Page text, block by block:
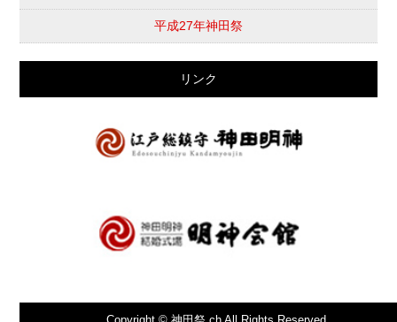
平成27年神田祭
リンク